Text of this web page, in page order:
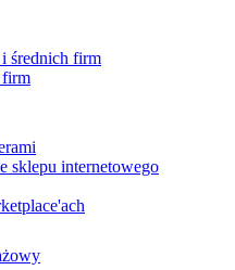
i średnich firm
firm
sklepu internetowego